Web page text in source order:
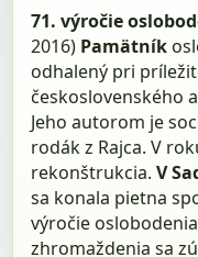
71. výročie
2016) Pamätník
odhalený pri
československého
Jeho autorom je
rodák z Rajca. V
rekonštrukcia.V
sa konala pietna
výročie
zhromaždenia sa